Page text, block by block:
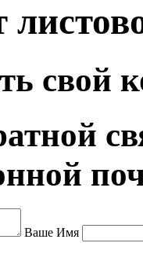
свой
Ваше Имя